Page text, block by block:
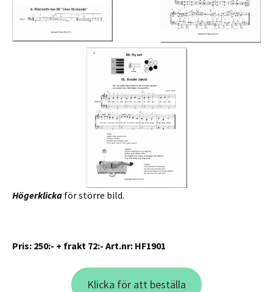
Högerklicka för större bild.
Pris: 250:- + frakt 72:- Art.nr: HF1901
Klicka för att beställa